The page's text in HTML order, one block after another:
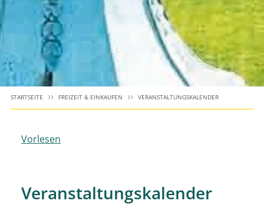
STARTSEITE FREIZEIT & EINKAUFEN VERANSTALTUNGSKALENDER
Vorlesen
Veranstaltungskalender